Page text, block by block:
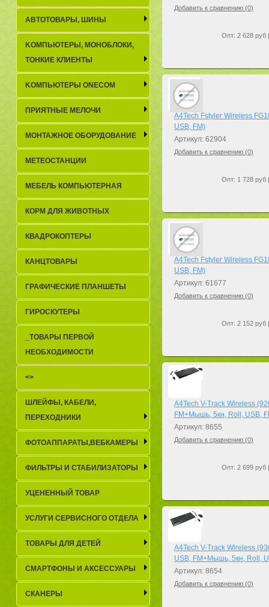
Добавить к сравнению (0)
Опт: 2 628 руб
A4Tech Fstyler Wireless
USB, FM)
Артикул: 62904
Добавить к сравнению (0)
Опт: 1 728 руб
A4Tech Fstyler Wireless
USB, FM)
Артикул: 61677
Добавить к сравнению (0)
Опт: 2 152 руб
A4Tech V-Track Wireless
FM+Мышь, 5кн, Roll, USB,
Артикул: 8655
Добавить к сравнению (0)
Опт: 2 699 руб
A4Tech V-Track Wireless
USB, FM+Мышь, 5кн, Roll,
Артикул: 8654
Добавить к сравнению (0)
АВТОТОВАРЫ, ШИНЫ
KОМПЬЮТЕРЫ, МОНОБЛОКИ,
ТОНКИЕ КЛИЕНТЫ
KОМПЬЮТЕРЫ ONECOM
ПРИЯТНЫЕ МЕЛОЧИ
МОНТАЖНОЕ ОБОРУДОВАНИЕ
МЕТЕОСТАНЦИИ
МЕБЕЛЬ КОМПЬЮТЕРНАЯ
КОРМ ДЛЯ ЖИВОТНЫХ
КВАДРОКОПТЕРЫ
КАНЦТОВАРЫ
ГРАФИЧЕСКИЕ ПЛАНШЕТЫ
ГИРОСКУТЕРЫ
_TОВАРЫ ПЕРВОЙ
НЕОБХОДИМОСТИ
<>
ШЛЕЙФЫ, КАБЕЛИ,
ПЕРЕХОДНИКИ
ФОТОАППАРАТЫ,ВЕБКАМЕРЫ
ФИЛЬТРЫ И СТАБИЛИЗАТОРЫ
УЦЕНЕННЫЙ ТОВАР
УСЛУГИ СЕРВИСНОГО ОТДЕЛА
ТОВАРЫ ДЛЯ ДЕТЕЙ
СМАРТФОНЫ И АКСЕССУАРЫ
СКАНЕРЫ